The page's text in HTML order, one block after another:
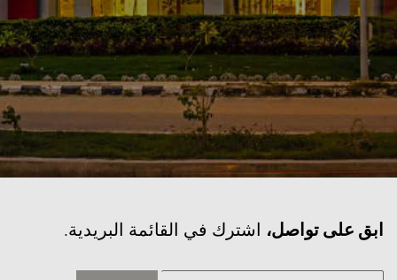
‫ابق على تواصل، اشترك في القائمة البريدية.